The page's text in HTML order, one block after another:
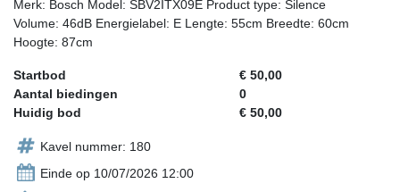
Merk: Bosch Model: SBV2ITX09E Product type: Silence
Volume: 46dB Energielabel: E Lengte: 55cm Breedte: 60cm
Hoogte: 87cm
Startbod
€ 50,00
Aantal biedingen
0
Huidig bod
€ 50,00
Kavel nummer: 180
Einde op 10/07/2026 12:00